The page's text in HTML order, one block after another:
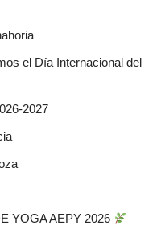
el Día Internacional del
2027
YOGA AEPY 2026